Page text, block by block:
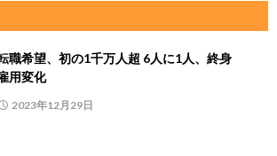
職希望、初の1千万人超 6人に1人、終身
用変化
2023年12月29日